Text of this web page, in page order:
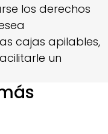
los derechos
cajas apilables,
un